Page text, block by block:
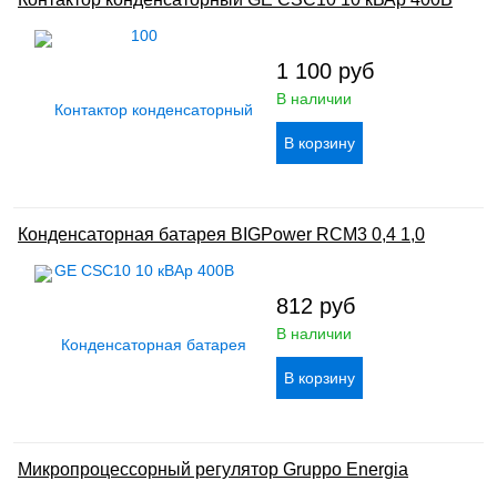
1 100 руб
В наличии
Конденсаторная батарея BIGPower RCM3 0,4 1,0
812 руб
В наличии
Микропроцессорный регулятор Gruppo Energia